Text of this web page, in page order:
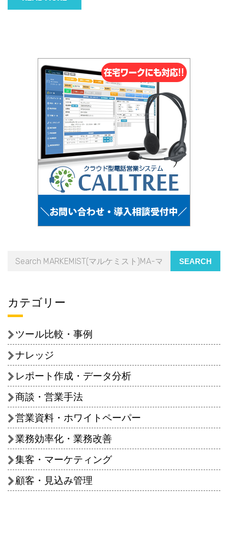
SEARCH
カテゴリー
ツール比較・事例
ナレッジ
レポート作成・データ分析
商談・営業手法
営業資料・ホワイトペーパー
業務効率化・業務改善
集客・マーケティング
顧客・見込み管理